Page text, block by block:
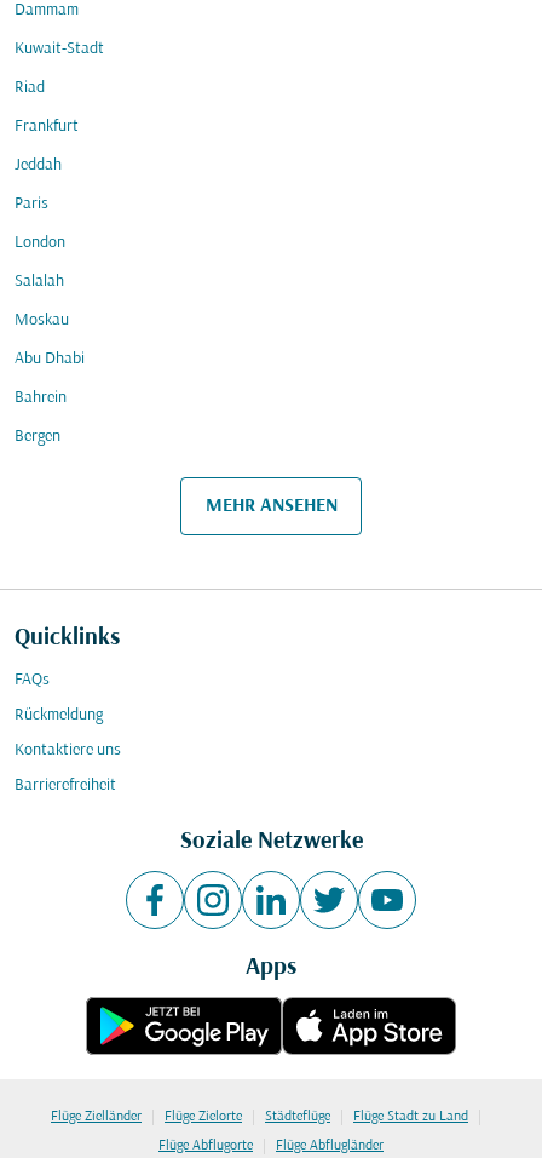
Dammam
Kuwait-Stadt
Riad
Frankfurt
Jeddah
Paris
London
Salalah
Moskau
Abu Dhabi
Bahrein
Bergen
MEHR ANSEHEN
Quicklinks
FAQs
Rückmeldung
Kontaktiere uns
Barrierefreiheit
Soziale Netzwerke
Apps
Flüge Zielländer | Flüge Zielorte | Städteflüge | Flüge Stadt zu Land |
Flüge Abflugorte | Flüge Abflugländer